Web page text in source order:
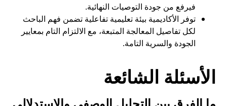
فيرفع من جودة التوصيات النهائية.
توفر الأكاديمية بيئة تعليمية تفاعلية تضمن فهم الباحث
لكل تفاصيل المعالجة المتبعة، مع الالتزام التام بمعايير
الجودة والسرية التامة.
الأسئلة الشائعة